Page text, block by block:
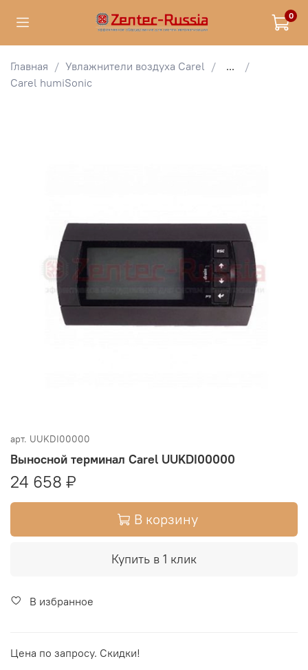
0
Главная Увлажнители воздуха Carel
...
Carel humiSonic
арт. UUKDI00000
Выносной терминал Carel UUKDI00000
24 658 ₽
В корзину
Купить в 1 клик
В избранное
Цена по запросу. Скидки!